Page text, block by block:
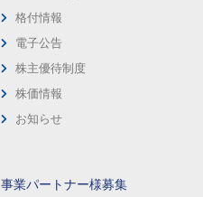
格付情報
電子公告
株主優待制度
株価情報
お知らせ
事業パートナー様募集